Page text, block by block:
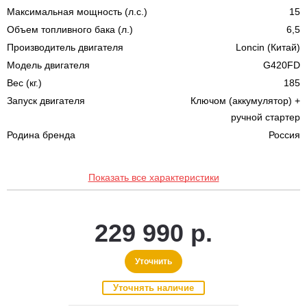
Максимальная мощность (л.с.)
15
Объем топливного бака (л.)
6,5
Производитель двигателя
Loncin (Китай)
Модель двигателя
G420FD
Вес (кг.)
185
Запуск двигателя
Ключом (аккумулятор) +
ручной стартер
Родина бренда
Россия
Показать все характеристики
229 990 р.
Уточнить
Уточнять наличие